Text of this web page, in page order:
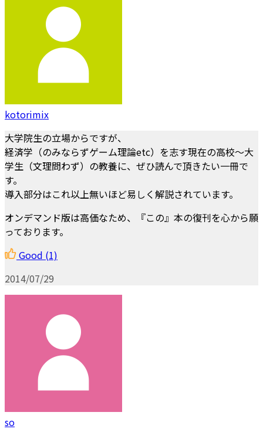
kotorimix
大学院生の立場からですが、
経済学（のみならずゲーム理論etc）を志す現在の高校〜大
学生（文理問わず）の教養に、ぜひ読んで頂きたい一冊で
す。
導入部分はこれ以上無いほど易しく解説されています。
オンデマンド版は高価なため、『この』本の復刊を心から願
っております。
Good (1)
2014/07/29
so